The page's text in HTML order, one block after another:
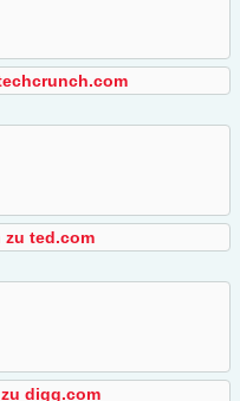
zu ted.com
digg.com